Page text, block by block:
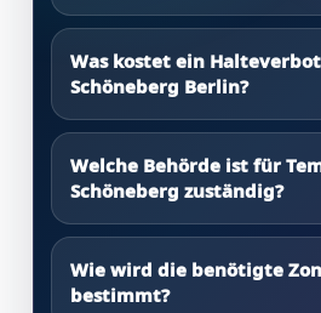
Was kostet ein
Schöneberg Berlin?
Welche Behörde ist für
Schöneberg zuständig?
Wie wird die benötigte
bestimmt?